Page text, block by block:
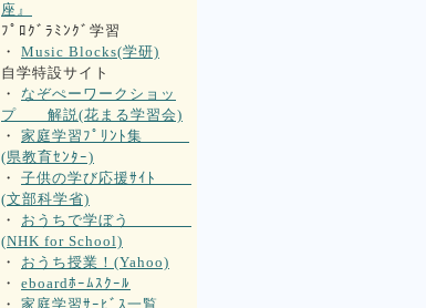
座』
ﾌﾟﾛｸﾞﾗﾐﾝｸﾞ学習
・ Music Blocks(学研)
自学特設サイト
・ なぞぺーワークショッ
プ 解説(花まる学習会)
・ 家庭学習ﾌﾟﾘﾝﾄ集
(県教育ｾﾝﾀｰ)
・ 子供の学び応援ｻｲﾄ
(文部科学省)
・ おうちで学ぼう
(NHK for School)
・ おうち授業！(Yahoo)
・ eboardﾎｰﾑｽｸｰﾙ
・ 家庭学習ｻｰﾋﾞｽ一覧